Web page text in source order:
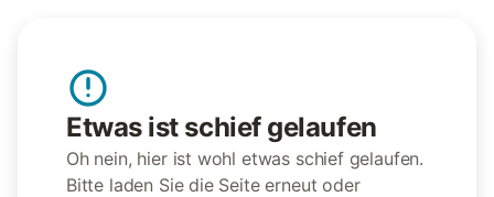
Etwas ist schief gelaufen
Oh nein, hier ist wohl etwas schief gelaufen.
Bitte laden Sie die Seite erneut oder